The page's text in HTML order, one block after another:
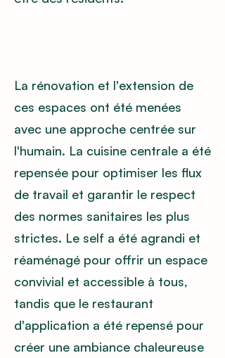
La rénovation et l'extension de
ces espaces ont été menées
avec une approche centrée sur
l'humain. La cuisine centrale a été
repensée pour optimiser les flux
de travail et garantir le respect
des normes sanitaires les plus
strictes. Le self a été agrandi et
réaménagé pour offrir un espace
convivial et accessible à tous,
tandis que le restaurant
d'application a été repensé pour
créer une ambiance chaleureuse